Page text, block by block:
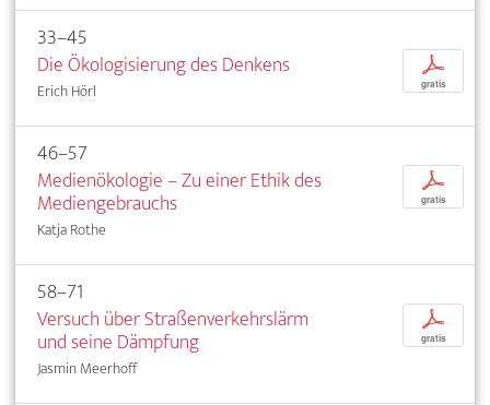
33–45
Die Ökologisierung des Denkens
Erich Hörl
p
gratis
46–57
Medienökologie – Zu einer Ethik des
Mediengebrauchs
Katja Rothe
p
gratis
58–71
Versuch über Straßenverkehrslärm
und seine Dämpfung
Jasmin Meerhoff
p
gratis